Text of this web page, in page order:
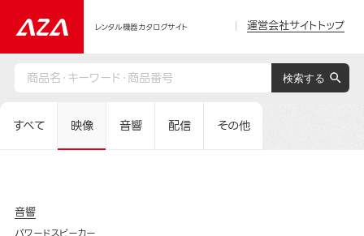
レンタル機器カタログサイト 運営会社サイトトップ
すべて 映像 音響 配信 その他
音響